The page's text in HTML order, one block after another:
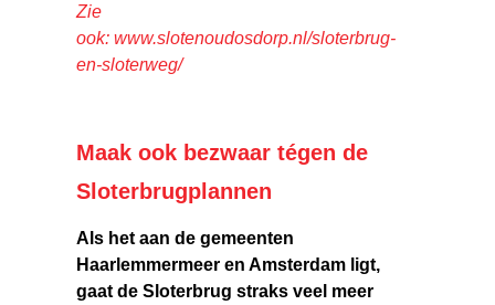
Zie
ook:www.slotenoudosdorp.nl/sloterbrug-
en-sloterweg/
Maak ook bezwaar tégen de
Sloterbrugplannen
Als het aan de gemeenten
Haarlemmermeer en Amsterdam ligt,
gaat de Sloterbrug straks veel meer